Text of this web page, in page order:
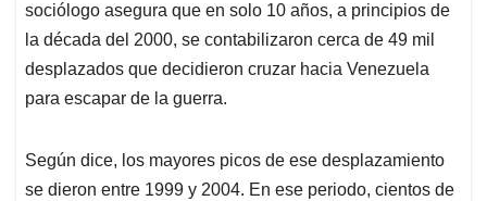
sociólogo asegura que en solo 10 años, a principios de
la década del 2000, se contabilizaron cerca de 49 mil
desplazados que decidieron cruzar hacia Venezuela
para escapar de la guerra.
Según dice, los mayores picos de ese desplazamiento
se dieron entre 1999 y 2004. En ese periodo, cientos de